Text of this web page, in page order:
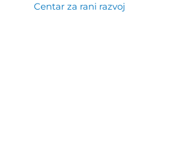
Centar za rani razvoj